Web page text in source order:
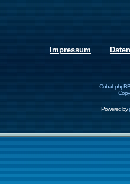
Impressum
Cobalt
Powered by